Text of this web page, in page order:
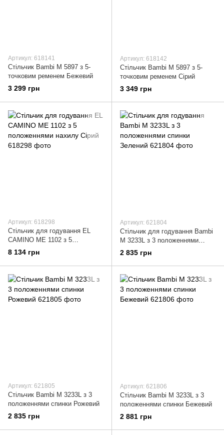
Артикул: 618141
Стільчик Bambi M 5897 з 5-
точковим ременем Бежевий
3 299 грн
Артикул: 618142
Стільчик Bambi M 5897 з 5-
точковим ременем Сірий
3 349 грн
Артикул: 618298
Стільчик для годування EL
CAMINO ME 1102 з 5
положеннями нахилу Сірий
8 134 грн
Артикул: 621804
Стільчик для годування Bambi
M 3233L з 3 положеннями
спинки Зелений
2 835 грн
Артикул: 621805
Стільчик Bambi M 3233L з 3
положеннями спинки Рожевий
2 835 грн
Артикул: 621806
Стільчик Bambi M 3233L з 3
положеннями спинки Бежевий
2 881 грн